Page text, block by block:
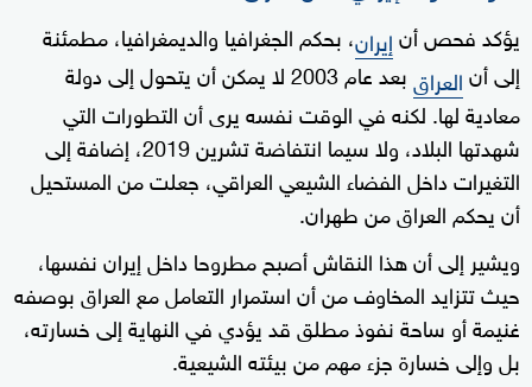
يؤكد فحص أنإيران، بحكم الجغرافيا والديمغرافيا، مطمئنة
إلى أنالعراق
بعد عام 2003 لا يمكن أن يتحول إلى دولة
معادية لها. لكنه في الوقت نفسه يرى أن التطورات التي
شهدتها البلاد، ولا سيما انتفاضة تشرين 2019، إضافة إلى
التغيرات داخل الفضاء الشيعي العراقي، جعلت من المستحيل
أن يحكم العراق من طهران.
ويشير إلى أن هذا النقاش أصبح مطروحا داخل إيران نفسها،
حيث تتزايد المخاوف من أن استمرار التعامل مع العراق بوصفه
غنيمة أو ساحة نفوذ مطلق قد يؤدي في النهاية إلى خسارته،
بل وإلى خسارة جزء مهم من بيئته الشيعية.